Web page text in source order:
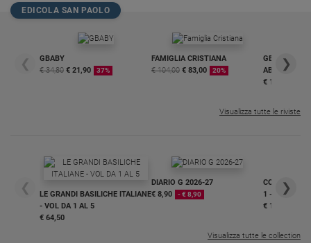
EDICOLA SAN PAOLO
❮
GBABY
€ 34,80 € 21,90 37%
FAMIGLIA CRISTIANA
€ 104,00 € 83,00 20%
GBABY
€ 16,99
❯
Visualizza tutte le riviste
❮
LE GRANDI BASILICHE ITALIANE
- VOL DA 1 AL 5
€ 64,50
DIARIO G 2026-27
€ 8,90
- € 8,90
COLLANA
1 - 2
€ 18,50
❯
Visualizza tutte le collection